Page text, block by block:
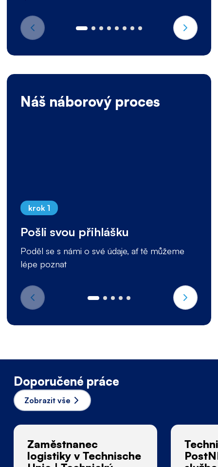
Náš náborový proces
krok 1
Pošli svou přihlášku
Poděl se s námi o své údaje, ať tě můžeme
lépe poznat
Doporučené práce
Zobrazit vše
Zaměstnanec
logistiky v Technische